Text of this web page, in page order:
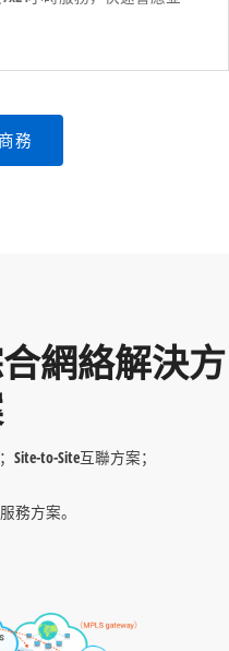
務
網絡解決方
Site-to-Site互聯方案；
務方案。